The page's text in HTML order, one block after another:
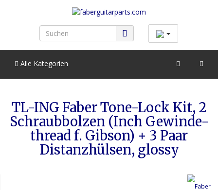
Alle Kategorien
TL-ING Faber Tone-Lock Kit, 2
Schraubbolzen (Inch Gewinde-
thread f. Gibson) + 3 Paar
Distanzhülsen, glossy